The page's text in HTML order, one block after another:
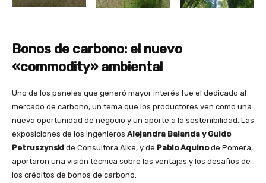
Bonos de carbono: el nuevo
«commodity» ambiental
Uno de los paneles que generó mayor interés fue el dedicado al
mercado de carbono, un tema que los productores ven como una
nueva oportunidad de negocio y un aporte a la sostenibilidad. Las
exposiciones de los ingenieros Alejandra Balanda y Guido
Petruszynski de Consultora Aike, y de Pablo Aquinode Pomera,
aportaron una visión técnica sobre las ventajas y los desafíos de
los créditos de bonos de carbono.